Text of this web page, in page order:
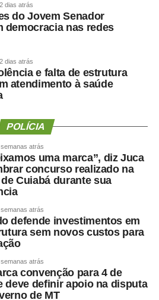
2 dias atrás
do Jovem Senador
democracia nas redes
2 dias atrás
e falta de estrutura
atendimento à saúde
POLÍCIA
atrás
uma marca”, diz Juca
concurso realizado na
Cuiabá durante sua
atrás
defende investimentos em
sem novos custos para
atrás
convenção para 4 de
deve definir apoio na disputa
de MT